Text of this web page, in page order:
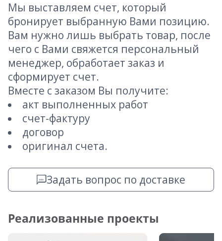
Мы выставляем счет, который
бронирует выбранную Вами позицию.
Вам нужно лишь выбрать товар, после
чего с Вами свяжется персональный
менеджер, обработает заказ и
сформирует счет.
Вместе с заказом Вы получите:
акт выполненных работ
счет-фактуру
договор
оригинал счета.
Задать вопрос по доставке
Реализованные проекты